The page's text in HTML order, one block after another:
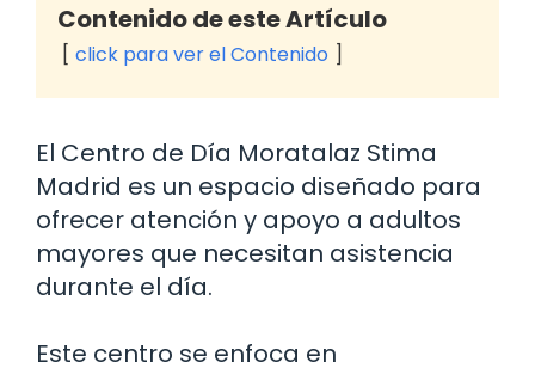
Contenido de este Artículo
click para ver el Contenido
El Centro de Día Moratalaz Stima
Madrid es un espacio diseñado para
ofrecer atención y apoyo a adultos
mayores que necesitan asistencia
durante el día.
Este centro se enfoca en